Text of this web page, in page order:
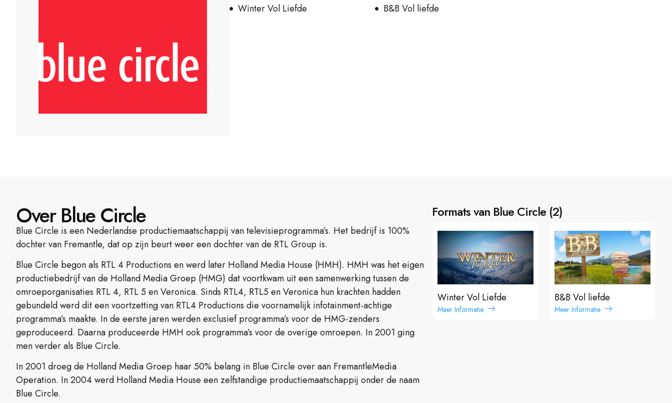
Winter Vol Liefde B&B Vol liefde
Over Blue Circle
Blue Circle is een Nederlandse productiemaatschappij van televisieprogramma’s. Het bedrijf is 100%
dochter van Fremantle, dat op zijn beurt weer een dochter van de RTL Group is.
Blue Circle begon als RTL 4 Productions en werd later Holland Media House (HMH). HMH was het eigen
productiebedrijf van de Holland Media Groep (HMG) dat voortkwam uit een samenwerking tussen de
omroeporganisaties RTL 4, RTL 5 en Veronica. Sinds RTL4, RTL5 en Veronica hun krachten hadden
gebundeld werd dit een voortzetting van RTL4 Productions die voornamelijk infotainment-achtige
programma’s maakte. In de eerste jaren werden exclusief programma’s voor de HMG-zenders
geproduceerd. Daarna produceerde HMH ook programma’s voor de overige omroepen. In 2001 ging
men verder als Blue Circle.
In 2001 droeg de Holland Media Groep haar 50% belang in Blue Circle over aan FremantleMedia
Operation. In 2004 werd Holland Media House een zelfstandige productiemaatschappij onder de naam
Blue Circle.
Formats van Blue Circle (2)
Winter Vol Liefde
Meer Informatie
B&B Vol liefde
Meer Informatie